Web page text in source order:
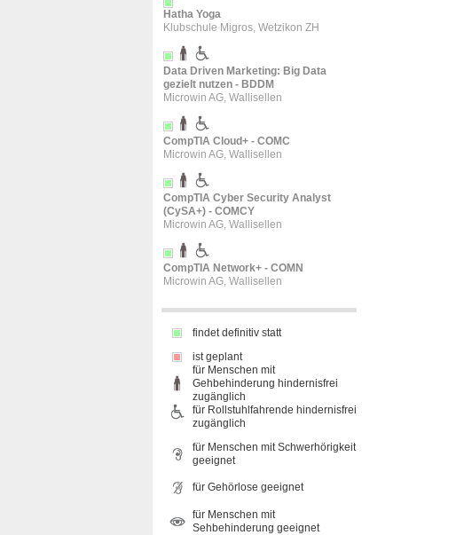
Hatha Yoga
Klubschule Migros, Wetzikon ZH
Data Driven Marketing: Big Data
gezielt nutzen - BDDM
Microwin AG, Wallisellen
CompTIA Cloud+ - COMC
Microwin AG, Wallisellen
CompTIA Cyber Security Analyst
(CySA+) - COMCY
Microwin AG, Wallisellen
CompTIA Network+ - COMN
Microwin AG, Wallisellen
findet definitiv statt
ist geplant
für Menschen mit
Gehbehinderung hindernisfrei
zugänglich
für Rollstuhlfahrende hindernisfrei
zugänglich
für Menschen mit Schwerhörigkeit
geeignet
für Gehörlose geeignet
für Menschen mit
Sehbehinderung geeignet